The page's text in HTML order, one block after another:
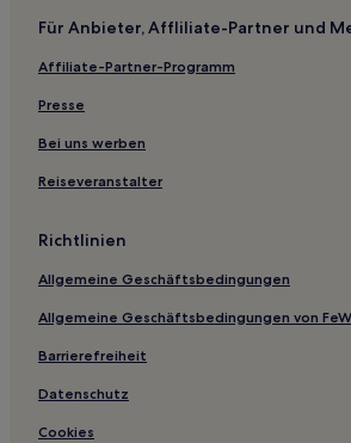
Hotels nahe Järnpojke
Hotels nahe Eriksdalsbadet
Hotels nahe Långholmen
Hotels nahe Liljeholmstorget Galleria
Hotels nahe Pampas Marina
Hotels nahe Riddarhuset
Albano: Hotels
Hotels nahe Stockholms
Hotels nahe Konzerthaus Stockholm
Hotels nahe Fährterminal Klara
Hotels nahe Tanto Strandbad
Für Anbieter, Affliliate-Partner und
Affiliate-Partner-Programm
Presse
Bei uns werben
Reiseveranstalter
Richtlinien
Allgemeine Geschäftsbedingungen
Allgemeine Geschäftsbedingungen von
Barrierefreiheit
Datenschutz
Cookies